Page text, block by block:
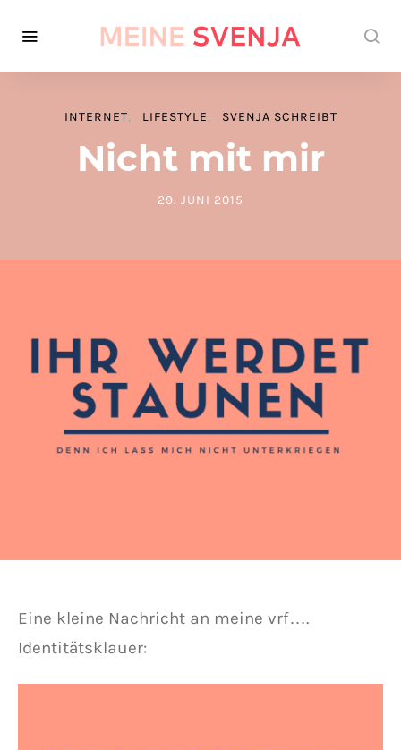
INTERNET LIFESTYLE SVENJA SCHREIBT
Nicht mit mir
POSTED ON
29. JUNI 2015
Eine kleine Nachricht an meine vrf….
Identitätsklauer: